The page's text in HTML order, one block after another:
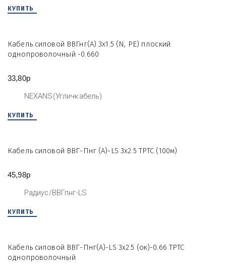
КУПИТЬ
Кабель силовой ВВГнг(А) 3х1.5 (N, PE) плоский
однопроволочный -0.660
NEXANS(Угличкабель)
33,80р
КУПИТЬ
Кабель силовой ВВГ-Пнг (А)-LS 3х2.5 ТРТС (100м)
Радиус/ВВГпнг-LS
45,98р
КУПИТЬ
Кабель силовой ВВГ-Пнг(А)-LS 3х2.5 (ок)-0.66 ТРТС
однопроволочный